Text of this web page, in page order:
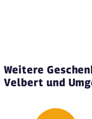
Weitere
Velbert und